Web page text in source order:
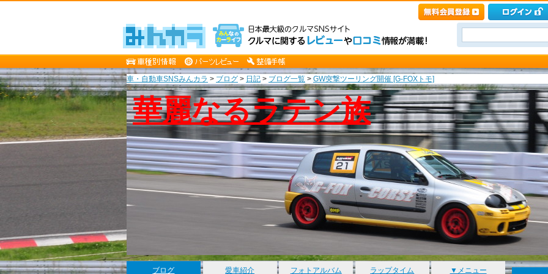
車・自動車SNSみんカラ > ブログ > 日記 > ブログ一覧 > GW突撃ツーリング開催 [G-FOXトモ]
華麗なるラテン族
ブログ 愛車紹介 フォトアルバム ラップタイム ▼メニュー